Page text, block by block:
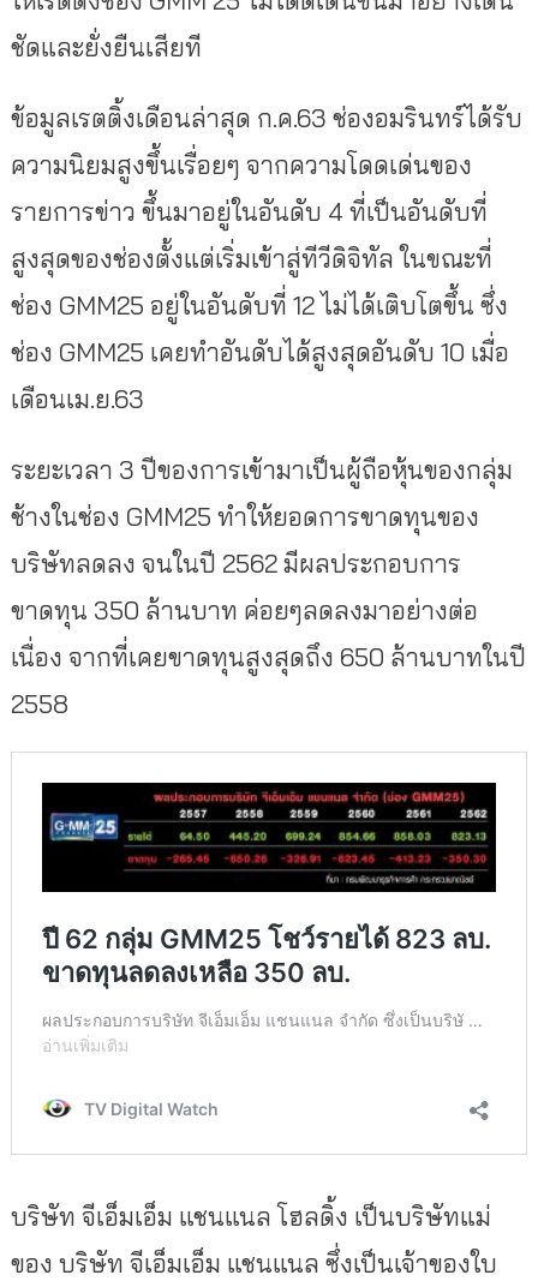
ชัดและยั่งยืนเสียที
ข้อมูลเรตติ้งเดือนล่าสุด ก.ค.63 ช่องอมรินทร์ได้รับ
ความนิยมสูงขึ้นเรื่อยๆ จากความโดดเด่นของ
รายการข่าว ขึ้นมาอยู่ในอันดับ 4 ที่เป็นอันดับที่
สูงสุดของช่องตั้งแต่เริ่มเข้าสู่ทีวีดิจิทัล ในขณะที่
ช่อง GMM25 อยู่ในอันดับที่ 12 ไม่ได้เติบโตขึ้น ซึ่ง
ช่อง GMM25 เคยทำอันดับได้สูงสุดอันดับ 10 เมื่อ
เดือนเม.ย.63
ระยะเวลา 3 ปีของการเข้ามาเป็นผู้ถือหุ้นของกลุ่ม
ช้างในช่อง GMM25 ทำให้ยอดการขาดทุนของ
บริษัทลดลง จนในปี 2562 มีผลประกอบการ
ขาดทุน 350 ล้านบาท ค่อยๆลดลงมาอย่างต่อ
เนื่อง จากที่เคยขาดทุนสูงสุดถึง 650 ล้านบาทในปี
2558
บริษัท จีเอ็มเอ็ม แชนแนล โฮลดิ้ง เป็นบริษัทแม่
ของ บริษัท จีเอ็มเอ็ม แชนแนล ซึ่งเป็นเจ้าของใบ